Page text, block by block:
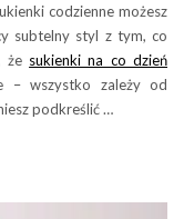
codzienne możesz
subtelny styl z tym, co
że sukienki na co dzień
– wszystko zależy od
podkreślić …